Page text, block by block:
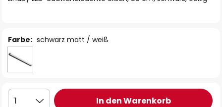
Farbe: schwarz matt / weiß
1 In den Warenkorb